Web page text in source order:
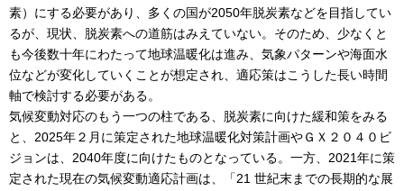
素）にする必要があり、多くの国が2050年脱炭素などを目指してい
るが、現状、脱炭素への道筋はみえていない。そのため、少なくと
も今後数十年にわたって地球温暖化は進み、気象パターンや海面水
位などが変化していくことが想定され、適応策はこうした長い時間
軸で検討する必要がある。
気候変動対応のもう一つの柱である、脱炭素に向けた緩和策をみる
と、2025年２月に策定された地球温暖化対策計画やＧＸ２０４０ビ
ジョンは、2040年度に向けたものとなっている。一方、2021年に策
定された現在の気候変動適応計画は、「21 世紀末までの長期的な展